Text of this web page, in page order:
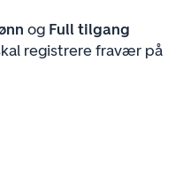
og Full tilgang
registrere fravær på